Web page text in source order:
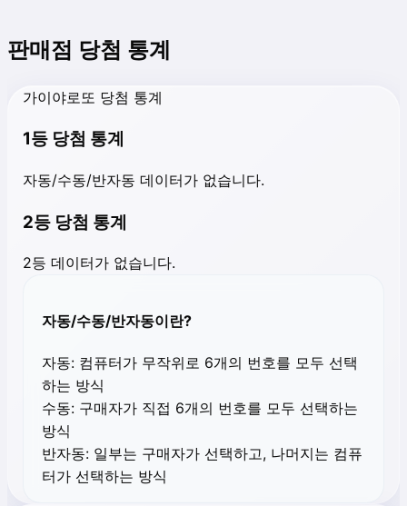
판매점 당첨 통계
가이야로또 당첨 통계
1등 당첨 통계
자동/수동/반자동 데이터가 없습니다.
2등 당첨 통계
2등 데이터가 없습니다.
자동/수동/반자동이란?
자동: 컴퓨터가 무작위로 6개의 번호를 모두 선택
하는 방식
수동: 구매자가 직접 6개의 번호를 모두 선택하는
방식
반자동: 일부는 구매자가 선택하고, 나머지는 컴퓨
터가 선택하는 방식